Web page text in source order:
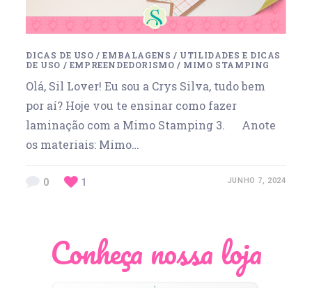
DICAS DE USO /EMBALAGENS / UTILIDADES E DICAS
DE USO / EMPREENDEDORISMO / MIMO STAMPING
Olá, Sil Lover! Eu sou a Crys Silva, tudo bem
por aí? Hoje vou te ensinar como fazer
laminação com a Mimo Stamping 3. Anote
os materiais: Mimo…
0 1 JUNHO 7, 2024
Conheça nossa loja